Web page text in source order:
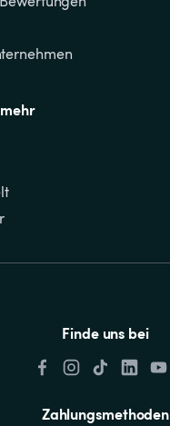
Finde uns bei
Zahlungsmethoden